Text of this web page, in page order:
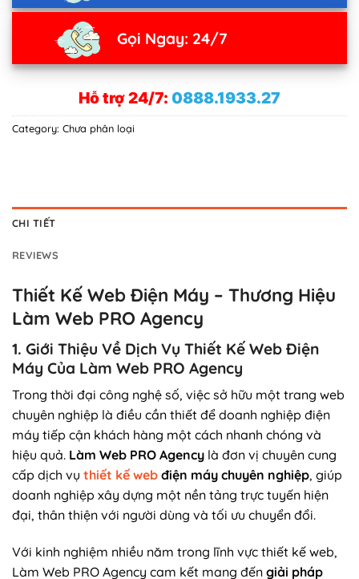
Gọi Ngay: 24/7
Hỗ trợ 24/7: 0888.1933.27
Category: Chưa phân loại
CHI TIẾT
REVIEWS
Thiết Kế Web Điện Máy – Thương Hiệu
Làm Web PRO Agency
1. Giới Thiệu Về Dịch Vụ Thiết Kế Web Điện
Máy Của Làm Web PRO Agency
Trong thời đại công nghệ số, việc sở hữu một trang web
chuyên nghiệp là điều cần thiết để doanh nghiệp điện
máy tiếp cận khách hàng một cách nhanh chóng và
hiệu quả. Làm Web PRO Agency là đơn vị chuyên cung
cấp dịch vụ thiết kế web điện máy chuyên nghiệp, giúp
doanh nghiệp xây dựng một nền tảng trực tuyến hiện
đại, thân thiện với người dùng và tối ưu chuyển đổi.
Với kinh nghiệm nhiều năm trong lĩnh vực thiết kế web,
Làm Web PRO Agency cam kết mang đến giải pháp